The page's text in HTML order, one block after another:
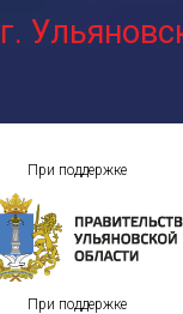
При поддержке
При поддержке